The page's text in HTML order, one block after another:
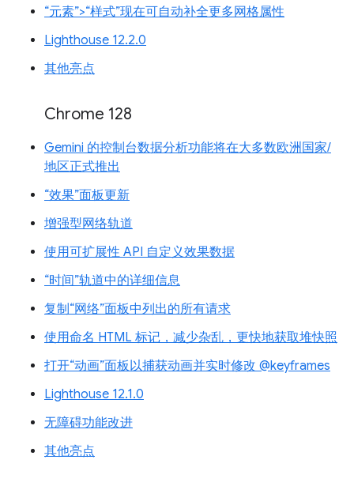
“元素”>“样式”现在可自动补全更多网格属性
Lighthouse 12.2.0
其他亮点
Chrome 128
Gemini 的控制台数据分析功能将在大多数欧洲国家/
地区正式推出
“效果”面板更新
增强型网络轨道
使用可扩展性 API 自定义效果数据
“时间”轨道中的详细信息
复制“网络”面板中列出的所有请求
使用命名 HTML 标记，减少杂乱，更快地获取堆快照
打开“动画”面板以捕获动画并实时修改 @keyframes
Lighthouse 12.1.0
无障碍功能改进
其他亮点